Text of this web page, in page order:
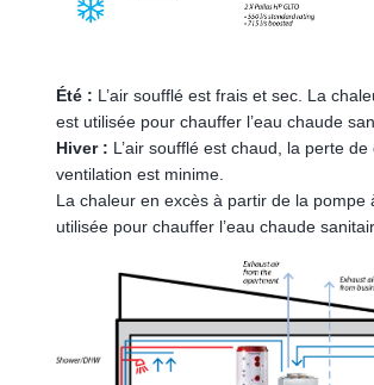
Été : L’air soufflé est frais et sec. La
est utilisée pour chauffer l’eau chaude
Hiver : L’air soufflé est chaud, la perte
ventilation est minime.
La chaleur en excès à partir de la pompe
utilisée pour chauffer l’eau chaude